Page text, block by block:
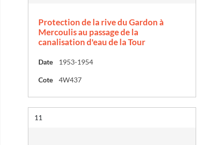
Protection de la rive du Gardon à
Mercoulis au passage de la
canalisation d'eau de la Tour
Date 1953-1954
Cote 4W437
Résultat n°
11